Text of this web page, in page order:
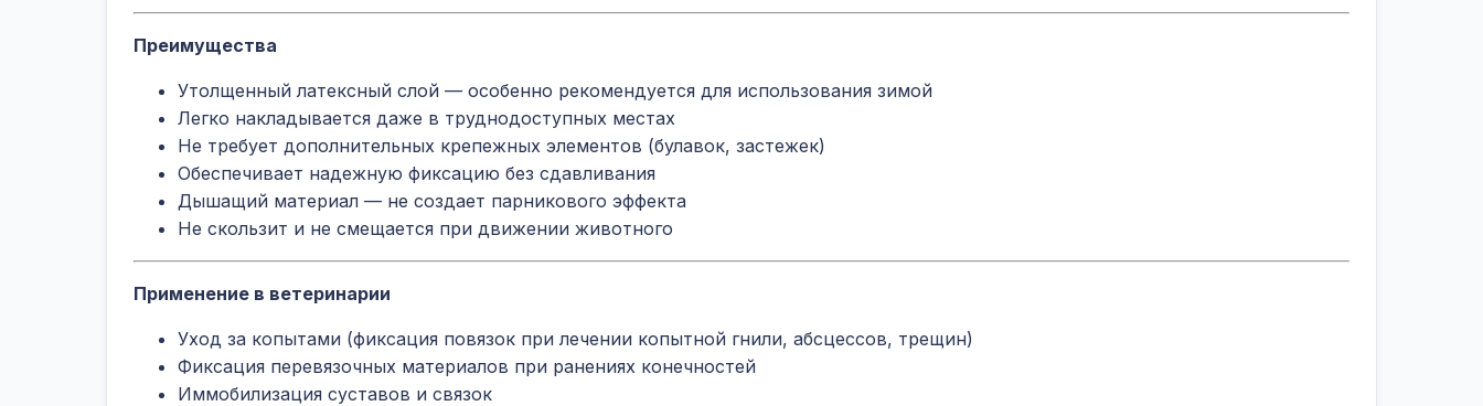
Преимущества
Утолщенный латексный слой — особенно рекомендуется для использования зимой
Легко накладывается даже в труднодоступных местах
Не требует дополнительных крепежных элементов (булавок, застежек)
Обеспечивает надежную фиксацию без сдавливания
Дышащий материал — не создает парникового эффекта
Не скользит и не смещается при движении животного
Применение в ветеринарии
Уход за копытами (фиксация повязок при лечении копытной гнили, абсцессов, трещин)
Фиксация перевязочных материалов при ранениях конечностей
Иммобилизация суставов и связок